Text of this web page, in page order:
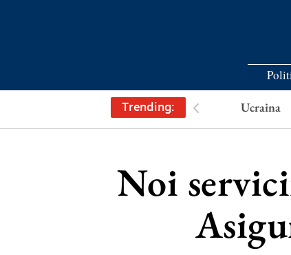
Trending: Ucraina
Noi